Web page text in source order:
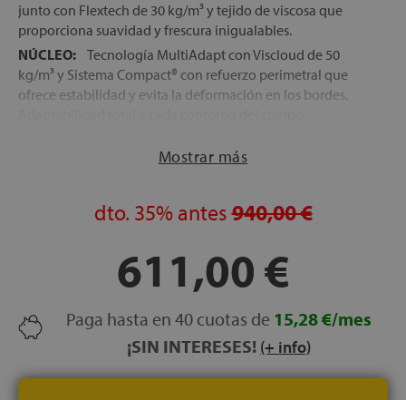
junto con Flextech de 30 kg/m³ y tejido de viscosa que
proporciona suavidad y frescura inigualables.
NÚCLEO: Tecnología MultiAdapt con Viscloud de 50
kg/m³ y Sistema Compact® con refuerzo perimetral que
ofrece estabilidad y evita la deformación en los bordes.
de tacto sedoso, con propiedades termorreguladoras,
29 cm ± 1 cm
TRANSPORTE, MONTAJE Y RETIRADA DEL ANTIGUO
FABRICACIÓN ESPAÑOLA
Mostrar más
dto. 35% antes940,00 €
611,00 €
Paga hasta en 40 cuotas de 15,28 €/mes
¡SIN INTERESES! (+ info)